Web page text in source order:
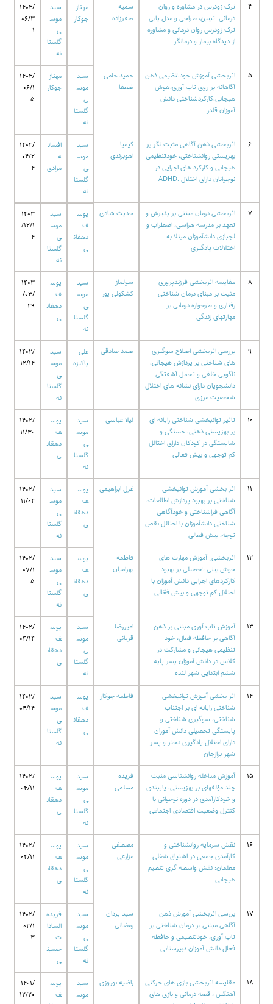
4
ترک زودرس در مشاوره و روان
درمانی: تبیین، طراحی و مدل یابی
ترک زودرس روان درمانی و مشاوره
از دیدگاه بیمار و درمانگر
سمیه
صفرزاده
مهناز
جوکار
سید
موس
ی
گلستا
نه
1404/
06/3
1
5
اثربخشی آموزش خودتنظیمی ذهن
آگاهانه بر روی تاب آوری،هوش
هیجانی،کارکردشناختی دانش
آموزان قلدر
حمید حامی
ضعفا
سید
موس
ی
گلستا
نه
مهناز
جوکار
1404/
06/1
5
6
اثربخشی ذهن آگاهی مثبت نگر بر
بهزیستی روانشناختی، خودتنظیمی
هیجانی و کارکرد های اجرایی در
نوجوانان دارای اختلال .ADHD
کیمیا
اهوبرندی
سید
موس
ی
گلستا
نه
افسان
ه
مرادی
1404/
04/2
4
7
اثربخشی درمان مبتنی بر پذیرش و
تعهد بر مدرسه هراسی، اضطراب و
لجبازی دانشآموزان مبتلا به
اختلالات یادگیری
حدیث شادی
یوس
ف
دهقان
ی
سید
موس
ی
گلستا
نه
1403
/12/1
4
8
مقایسه اثربخشی فرزندپروری
مثبت بر مبنای درمان شناختی
رفتاری و طرحواره درمانی بر
مهارتهای زندگی
سولماز
کشکولی پور
سید
موس
ی
گلستا
نه
یوس
ف
دهقان
ی
1403
/03/
29
9
بررسی اثربخشی اصلاح سوگیری
های شناختی بر پردازش هیجانی،
ناگویی خلقی و تحمل آشفتگی
دانشجویان دارای نشانه های اختلال
شخصیت مرزی
صمد صادقی
علی
پاکیزه
سید
موس
ی
گلستا
نه
1402/
12/14
10
تاثیر توانبخشی شناختی رایانه ای
بر بهزیستی ذهنی، خستگی و
شایستگی در کودکان دارای اختالل
کم توجهی و بیش فعالی
لیلا عباسی
سید
موس
ی
گلستا
نه
یوس
ف
دهقان
ی
1402/
11/30
11
اثر بخشی آموزش توانبخشی
شناختی بر بهبود پردازش اطالعات،
آگاهی فراشناختی و خودآگاهی
شناختی دانشآموزان با اختالل نقص
توجه، بیش فعالی
غزل ابراهیمی
یوس
ف
دهقان
ی
سید
موس
ی
گلستا
نه
1402/
11/04
12
اثربخشی ِ آموزش مهارت های
خوش بینی تحصیلی بر بهبود
کارکردهای اجرایی دانش آموزان با
اختلال کم توجهی و بیش فعّالی
فاطمه
بهرامیان
یوس
ف
دهقان
ی
سید
موس
ی
گلستا
نه
1402/
07/1
5
13
آموزش تاب آوری مبتنی بر ذهن
آگاهی بر حافظه فعال، خود
تنظیمی هیجانی و مشارکت در
کلاس در دانش آموزان پسر پایه
ششم ابتدایی شهر لنده
امیررضا
قربانی
سید
موس
ی
گلستا
نه
یوس
ف
دهقان
ی
1402/
04/14
14
اثر بخشی آموزش توانبخشی
شناختی رایانه ای بر اجتناب-
شناختی، سوگیری شناختی و
پایستگی تحصیلی دانش آموزان
دارای اختلال یادگیری دختر و پسر
شهر برازجان
فاطمه جوکار
یوس
ف
دهقان
ی
سید
موس
ی
گلستا
نه
1402/
04/14
15
آموزش مداخله روانشناسی مثبت
چند مؤلفهای بر بهزیستی، پایبندی
و خودکارآمدی در دوره نوجوانی با
کنترل وضعیت اقتصادی-اجتماعی
فریده
مسلمی
سید
موس
ی
گلستا
نه
یوس
ف
دهقان
ی
1402/
04/11
16
نقش سرمایه روانشناختی و
کارآمدی جمعی در اشتیاق شغلی
معلمان: نقش واسطه گری تنظیم
هیجانی
مصطفی
مزارعی
سید
موس
ی
گلستا
نه
یوس
ف
دهقان
ی
1402/
04/11
17
بررسی اثربخشی آموزش ذهن
آگاهی مبتنی بر درمان شناختی بر
تاب آوری، خودتنظیمی و حافظه
فعال دانش آموزان دبیرستانی
سید یزدان
رمضانی
سید
موس
ی
گلستا
نه
فریده
السادا
ت
حسین
ی
1402/
02/1
3
18
مقایسه اثربخشی بازی های حرکتی
آهنگین ، قصه درمانی و بازی های
راضیه نوروزی
سید
موس
یوس
ف
1401/
12/20